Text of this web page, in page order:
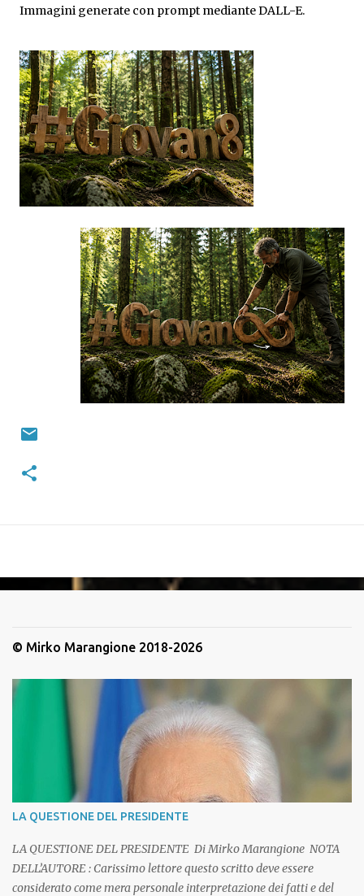
Immagini generate con prompt mediante DALL-E.
© Mirko Marangione 2018-2026
LA QUESTIONE DEL PRESIDENTE
LA QUESTIONE DEL PRESIDENTE Di Mirko Marangione NOTA
DELL’AUTORE : Carissimo lettore questo scritto deve essere
considerato come mera personale interpretazione dei fatti e del